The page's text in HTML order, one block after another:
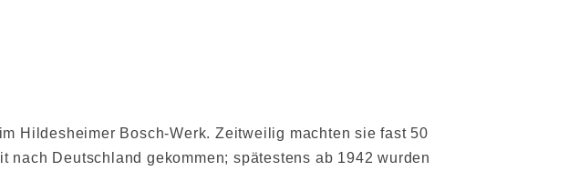
Hildesheimer Bosch-Werk. Zeitweilig machten sie fast 50
Deutschland gekommen; spätestens ab 1942 wurden